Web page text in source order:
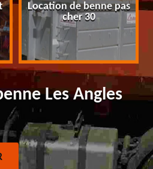
Location de benne pas
cher 30
Les Angles